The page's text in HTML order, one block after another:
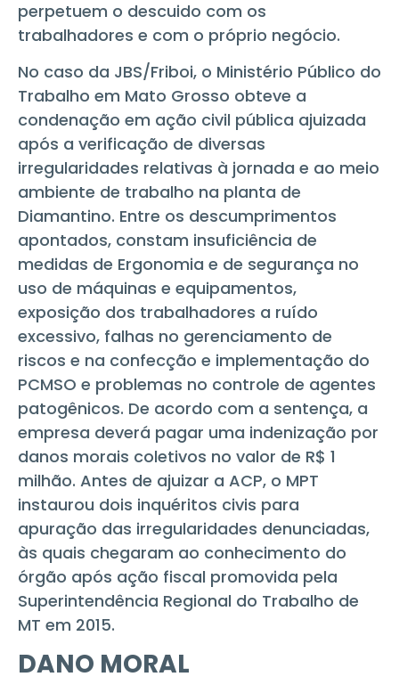
perpetuem o descuido com os
trabalhadores e com o próprio negócio.
No caso da JBS/Friboi, o Ministério Público do
Trabalho em Mato Grosso obteve a
condenação em ação civil pública ajuizada
após a verificação de diversas
irregularidades relativas à jornada e ao meio
ambiente de trabalho na planta de
Diamantino. Entre os descumprimentos
apontados, constam insuficiência de
medidas de Ergonomia e de segurança no
uso de máquinas e equipamentos,
exposição dos trabalhadores a ruído
excessivo, falhas no gerenciamento de
riscos e na confecção e implementação do
PCMSO e problemas no controle de agentes
patogênicos. De acordo com a sentença, a
empresa deverá pagar uma indenização por
danos morais coletivos no valor de R$ 1
milhão. Antes de ajuizar a ACP, o MPT
instaurou dois inquéritos civis para
apuração das irregularidades denunciadas,
às quais chegaram ao conhecimento do
órgão após ação fiscal promovida pela
Superintendência Regional do Trabalho de
MT em 2015.
DANO MORAL